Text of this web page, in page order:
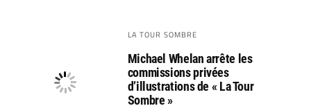
LA TOUR SOMBRE
Michael Whelan arrête les
commissions privées
d’illustrations de « La Tour
Sombre »